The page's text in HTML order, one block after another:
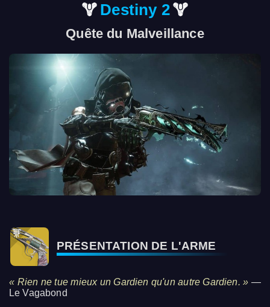
Destiny 2
Quête du Malveillance
PRÉSENTATION DE L'ARME
« Rien ne tue mieux un Gardien qu'un autre Gardien. » —
Le Vagabond